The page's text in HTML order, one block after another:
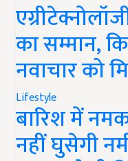
का सम्मान,
नवाचार को
Lifestyle
बारिश में
नहीं घुसेगी